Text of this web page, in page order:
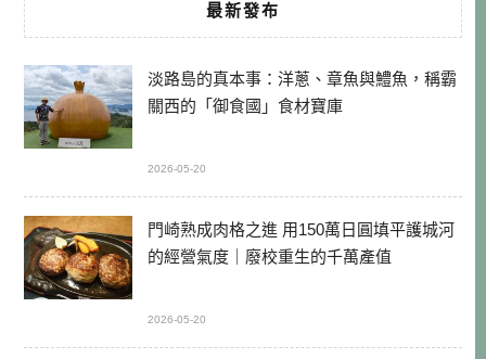
最新發布
淡路島的真本事：洋蔥、章魚與鱧魚，稱霸
關西的「御食國」食材寶庫
2026-05-20
門崎熟成肉格之進 用150萬日圓填平護城河
的經營氣度｜廢校重生的千萬產值
2026-05-20